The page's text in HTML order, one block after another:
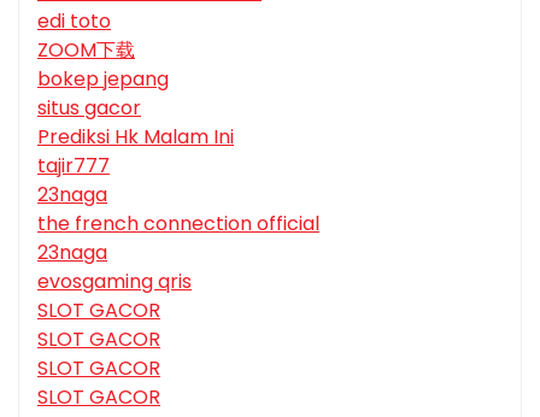
edi toto
ZOOM下载
bokep jepang
situs gacor
Prediksi Hk Malam Ini
tajir777
23naga
the french connection official
23naga
evosgaming qris
SLOT GACOR
SLOT GACOR
SLOT GACOR
SLOT GACOR